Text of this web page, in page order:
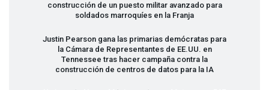
construcción de un puesto militar avanzado para
soldados marroquíes en la Franja
Justin Pearson gana las primarias demócratas para
la Cámara de Representantes de EE.UU. en
Tennessee tras hacer campaña contra la
construcción de centros de datos para la IA